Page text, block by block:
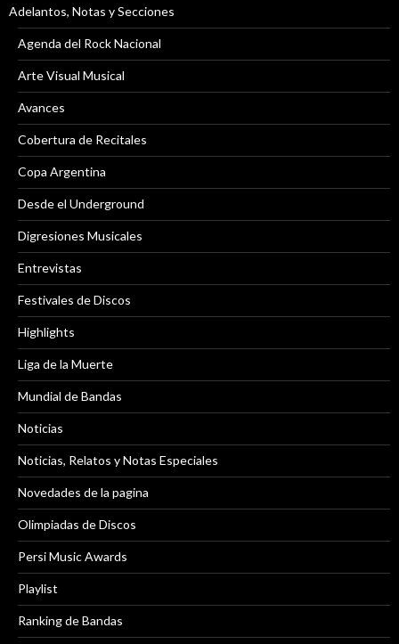
Adelantos, Notas y Secciones
Agenda del Rock Nacional
Arte Visual Musical
Avances
Cobertura de Recitales
Copa Argentina
Desde el Underground
Digresiones Musicales
Entrevistas
Festivales de Discos
Highlights
Liga de la Muerte
Mundial de Bandas
Noticias
Noticias, Relatos y Notas Especiales
Novedades de la pagina
Olimpiadas de Discos
Persi Music Awards
Playlist
Ranking de Bandas